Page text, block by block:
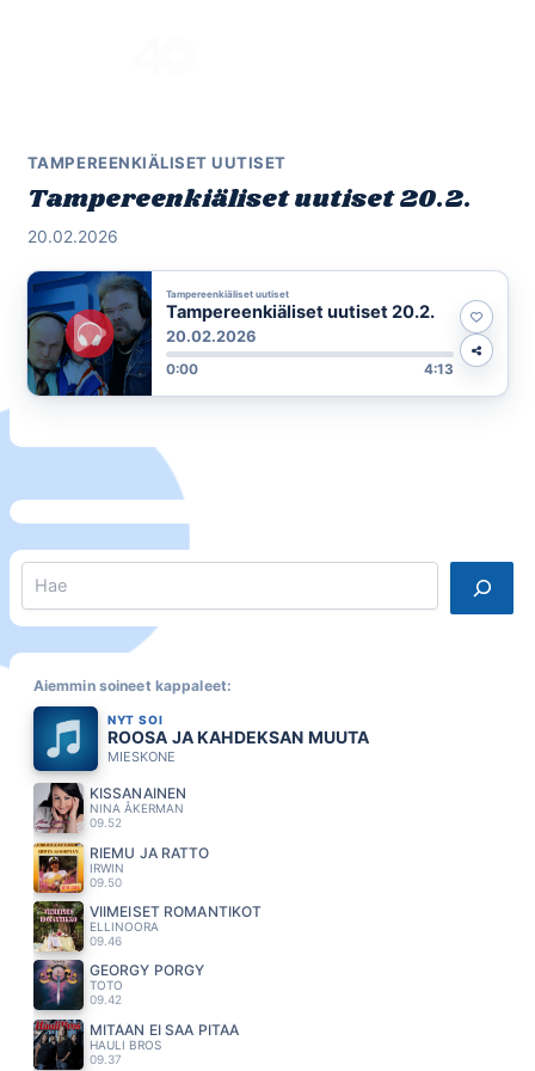
TAMPEREENKIÄLISET UUTISET
Tampereenkiäliset uutiset 20.2.
20.02.2026
Tampereenkiäliset uutiset
Tampereenkiäliset uutiset 20.2.
20.02.2026
0:00 4:13
Aiemmin soineet kappaleet:
NYT SOI
ROOSA JA KAHDEKSAN MUUTA
MIESKONE
KISSANAINEN
NINA ÅKERMAN
09.52
RIEMU JA RATTO
IRWIN
09.50
VIIMEISET ROMANTIKOT
ELLINOORA
09.46
GEORGY PORGY
TOTO
09.42
MITÄÄN EI SAA PITÄÄ
HAULI BROS
09.37